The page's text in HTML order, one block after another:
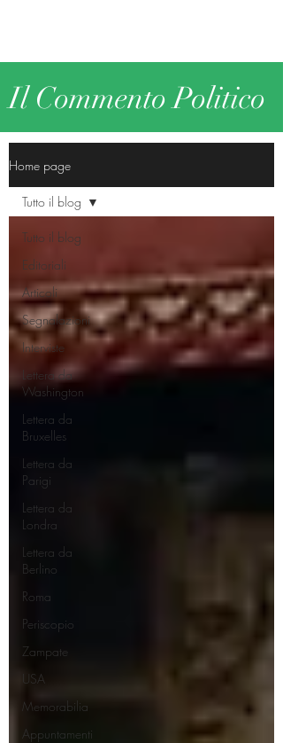
Il Commento Politico
Home page
Tutto il blog
Editoriali
Articoli
Segnalazioni
Interviste
Lettera da
Washington
Lettera da
Bruxelles
Lettera da
Parigi
Lettera da
Londra
Lettera da
Berlino
Roma
Periscopio
Zampate
USA
Memorabilia
Appuntamenti
Tutto il blog